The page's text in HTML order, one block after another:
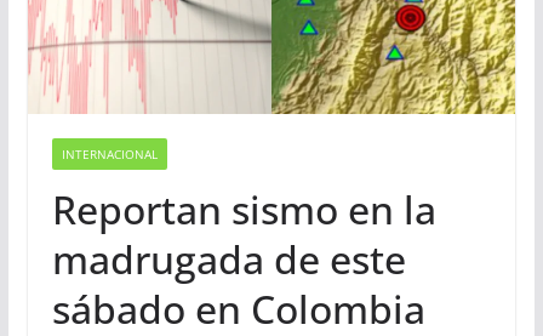
INTERNACIONAL
Reportan sismo en la
madrugada de este
sábado en Colombia